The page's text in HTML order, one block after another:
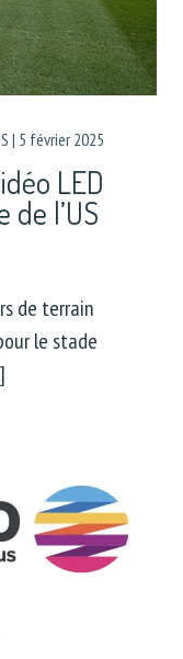
| 5 février 2025
LED
l’US
de terrain
le stade